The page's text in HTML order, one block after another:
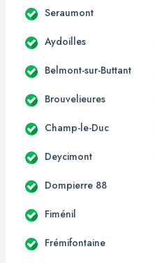
Seraumont
Aydoilles
Belmont-sur-Buttant
Brouvelieures
Champ-le-Duc
Deycimont
Dompierre 88
Fiménil
Frémifontaine